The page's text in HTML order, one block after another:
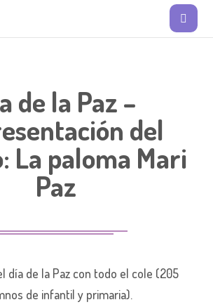
de la Paz –
del
La paloma Mari
Paz
día de la Paz con todo el cole (205
de infantil y primaria).